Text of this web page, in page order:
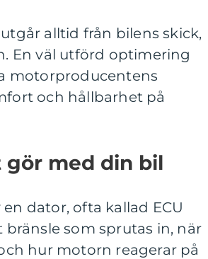
utgår alltid från bilens skick,
En väl utförd optimering
motorproducentens
och hållbarhet på
med din bil
dator, ofta kallad ECU
som sprutas in, när
hur motorn reagerar på